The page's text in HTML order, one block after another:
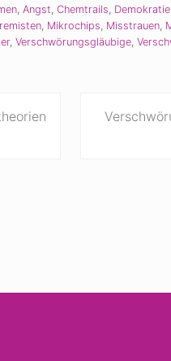
Angst Chemtrails Demokratie
Mikrochips Misstrauen
, Verschwörungsgläubige
e